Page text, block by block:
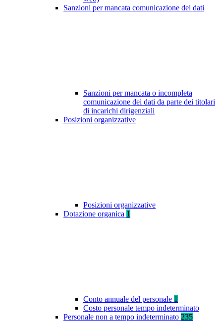
Sanzioni per mancata comunicazione dei dati
Sanzioni per mancata o incompleta
comunicazione dei dati da parte dei titolari
di incarichi dirigenziali
Posizioni organizzative
Posizioni organizzative
Dotazione organica 1
Conto annuale del personale 1
Costo personale tempo indeterminato
Personale non a tempo indeterminato 235